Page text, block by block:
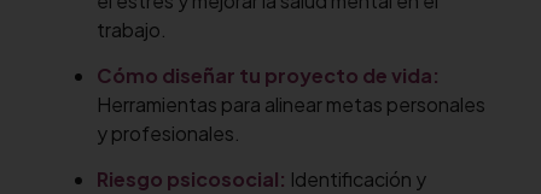
trabajo.
Cómo diseñar tu proyecto de vida:
Herramientas para alinear metas personales
y profesionales.
Riesgo psicosocial: Identificación y